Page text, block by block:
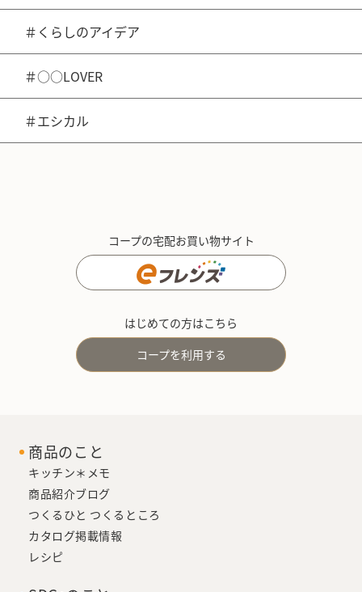
＃くらしのアイデア
＃○○LOVER
＃エシカル
コープの宅配お買い物サイト
はじめての方はこちら
コープを利用する
商品のこと
キッチン＊メモ
商品紹介ブログ
つくるひと つくるところ
カタログ掲載情報
レシピ